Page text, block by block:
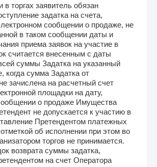
в торгах заявитель обязан
задатка на счета,
сообщении о продаже, не
в таком сообщении даты и
приема заявок на участие в
считается внесенным с даты
суммы Задатка на указанный
когда сумма Задатка от
зачислена на расчетный счет
площадки на дату,
о продаже Имущества
не допускается к участию в
Претендентом платежных
об исполнении при этом во
торгов не принимается.
возврата суммы задатка,
на счет Оператора